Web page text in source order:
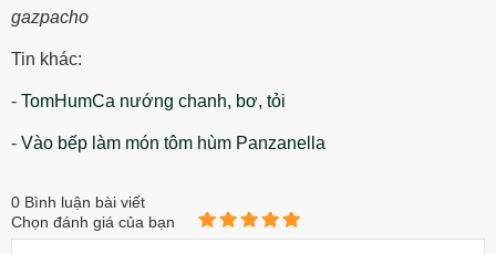
gazpacho
Tin khác:
- TomHumCa nướng chanh, bơ, tỏi
- Vào bếp làm món tôm hùm Panzanella
0 Bình luận bài viết
Chọn đánh giá của bạn